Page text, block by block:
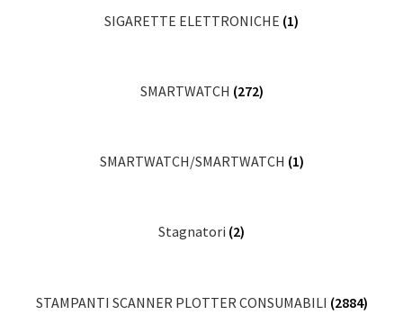
SIGARETTE ELETTRONICHE (1)
SMARTWATCH (272)
SMARTWATCH/SMARTWATCH (1)
Stagnatori (2)
STAMPANTI SCANNER PLOTTER CONSUMABILI (2884)